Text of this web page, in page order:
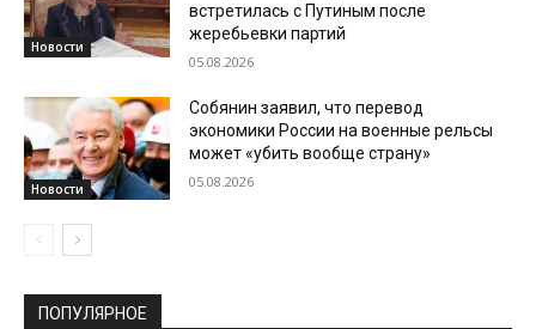
Новости
встретилась с Путиным после
жеребьевки партий
05.08.2026
Новости
Собянин заявил, что перевод
экономики России на военные рельсы
может «убить вообще страну»
05.08.2026
ПОПУЛЯРНОЕ